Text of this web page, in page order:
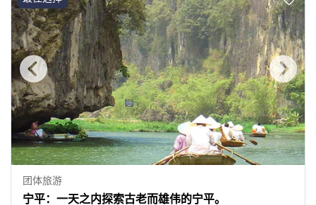
团体旅游
宁平：一天之内探索古老而雄伟的宁平。